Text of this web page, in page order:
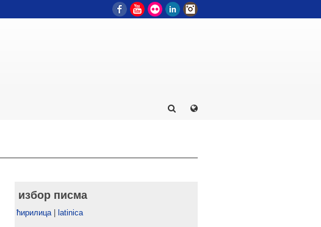
FacebookYouTube
Flickr LinkedIn
избор писма
ћирилица| latinica